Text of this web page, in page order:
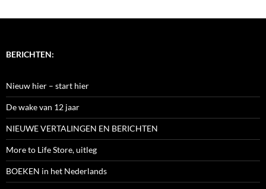
BERICHTEN:
Nieuw hier – start hier
De wake van 12 jaar
NIEUWE VERTALINGEN EN BERICHTEN
More to Life Store, uitleg
BOEKEN in het Nederlands